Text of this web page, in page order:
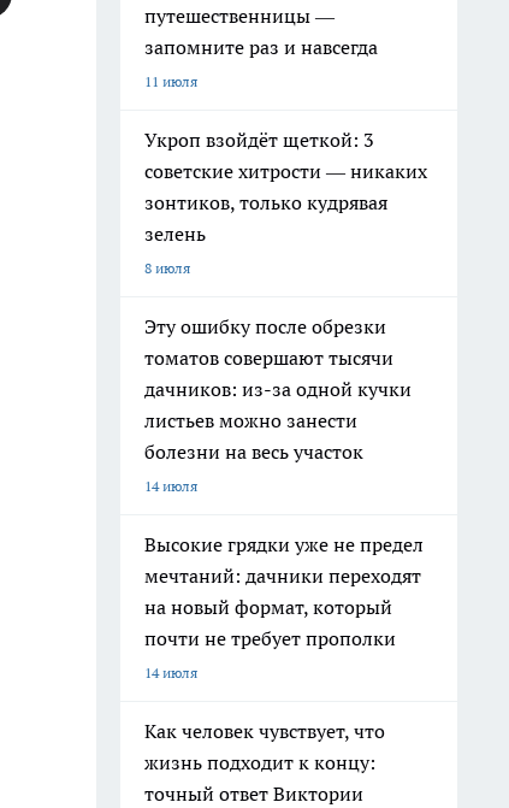
путешественницы —
запомните раз и навсегда
11 июля
Укроп взойдёт щеткой: 3
советские хитрости — никаких
зонтиков, только кудрявая
зелень
8 июля
Эту ошибку после обрезки
томатов совершают тысячи
дачников: из-за одной кучки
листьев можно занести
болезни на весь участок
14 июля
Высокие грядки уже не предел
мечтаний: дачники переходят
на новый формат, который
почти не требует прополки
14 июля
Как человек чувствует, что
жизнь подходит к концу:
точный ответ Виктории